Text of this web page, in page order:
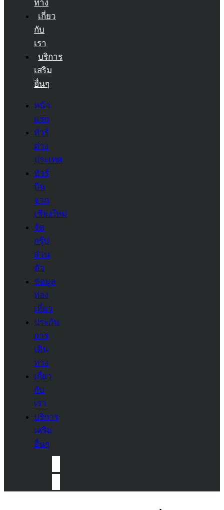
ทาง
เกี่ยว
กับ
เรา
บริการ
เสริม
อื่นๆ
หน้า
แรก
ทัวร์
ต่าง
ประเทศ
ทัวร์
บิน
จาก
เชียงใหม่
จัด
กรุ๊ป
ส่วน
ตัว
ข้อมูล
ท่อง
เที่ยว
ประกัน
การ
เดิน
ทาง
เกี่ยว
กับ
เรา
บริการ
เสริม
อื่นๆ